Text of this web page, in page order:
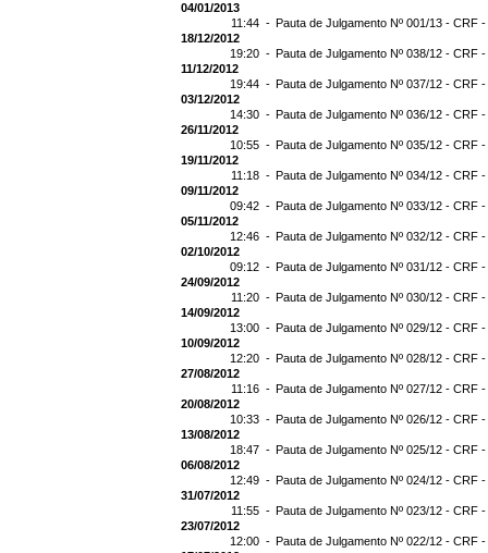
04/01/2013
11:44 - Pauta de Julgamento Nº 001/13 - CRF
18/12/2012
19:20 - Pauta de Julgamento Nº 038/12 - CRF
11/12/2012
19:44 - Pauta de Julgamento Nº 037/12 - CRF
03/12/2012
14:30 - Pauta de Julgamento Nº 036/12 - CRF
26/11/2012
10:55 - Pauta de Julgamento Nº 035/12 - CRF
19/11/2012
11:18 - Pauta de Julgamento Nº 034/12 - CRF
09/11/2012
09:42 - Pauta de Julgamento Nº 033/12 - CRF
05/11/2012
12:46 - Pauta de Julgamento Nº 032/12 - CRF
02/10/2012
09:12 - Pauta de Julgamento Nº 031/12 - CRF
24/09/2012
11:20 - Pauta de Julgamento Nº 030/12 - CRF
14/09/2012
13:00 - Pauta de Julgamento Nº 029/12 - CRF
10/09/2012
12:20 - Pauta de Julgamento Nº 028/12 - CRF
27/08/2012
11:16 - Pauta de Julgamento Nº 027/12 - CRF
20/08/2012
10:33 - Pauta de Julgamento Nº 026/12 - CRF
13/08/2012
18:47 - Pauta de Julgamento Nº 025/12 - CRF
06/08/2012
12:49 - Pauta de Julgamento Nº 024/12 - CRF
31/07/2012
11:55 - Pauta de Julgamento Nº 023/12 - CRF
23/07/2012
12:00 - Pauta de Julgamento Nº 022/12 - CRF